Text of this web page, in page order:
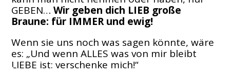
GEBEN…Wir geben dich LIEB große
Braune: für IMMER und ewig!
Wenn sie uns noch was sagen könnte, wäre
es: „Und wenn ALLES was von mir bleibt
LIEBE ist: verschenke mich!“